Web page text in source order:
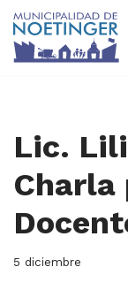
Saltar
Lic.
Charla
5 diciembre